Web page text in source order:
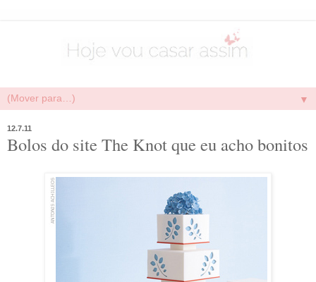
▼
12.7.11
Bolos do site The Knot que eu acho bonitos